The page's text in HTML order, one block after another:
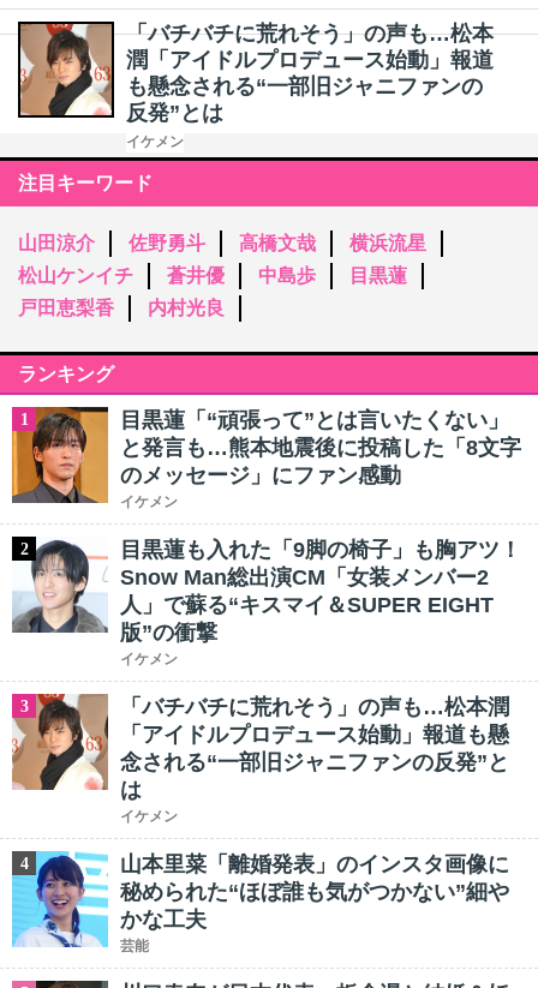
「バチバチに荒れそう」の声も…松本
潤「アイドルプロデュース始動」報道
も懸念される“一部旧ジャニファンの
反発”とは
イケメン
注目キーワード
山田涼介 佐野勇斗 高橋文哉
横浜流星
松山ケンイチ
蒼井優 中島歩
目黒蓮
戸田恵梨香
内村光良
ランキング
1
目黒蓮「“頑張って”とは言いたくない」
と発言も…熊本地震後に投稿した「8文字
のメッセージ」にファン感動
イケメン
2
目黒蓮も入れた「9脚の椅子」も胸アツ！
Snow Man総出演CM「女装メンバー2
人」で蘇る“キスマイ＆SUPER EIGHT
版”の衝撃
イケメン
3
「バチバチに荒れそう」の声も…松本潤
「アイドルプロデュース始動」報道も懸
念される“一部旧ジャニファンの反発”と
は
イケメン
4
山本里菜「離婚発表」のインスタ画像に
秘められた“ほぼ誰も気がつかない”細や
かな工夫
芸能